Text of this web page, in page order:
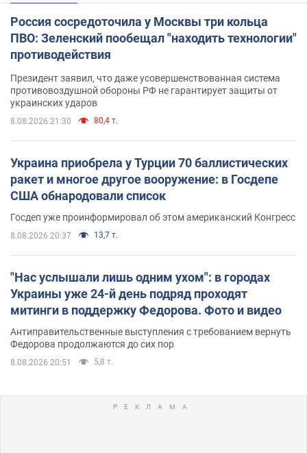
Россия сосредоточила у Москвы три кольца
ПВО: Зеленский пообещал "находить технологии"
противодействия
Президент заявил, что даже усовершенствованная система
противовоздушной обороны РФ не гарантирует защиты от
украинских ударов
8.08.2026 21:30 80,4 т.
Украина приобрела у Турции 70 баллистических
ракет и многое другое вооружение: в Госдепе
США обнародовали список
Госдеп уже проинформировал об этом американский Конгресс
8.08.2026 20:37 13,7 т.
"Нас услышали лишь одним ухом": в городах
Украины уже 24-й день подряд проходят
митинги в поддержку Федорова. Фото и видео
Антиправительственные выступления с требованием вернуть
Федорова продолжаются до сих пор
8.08.2026 20:51 5,8 т.